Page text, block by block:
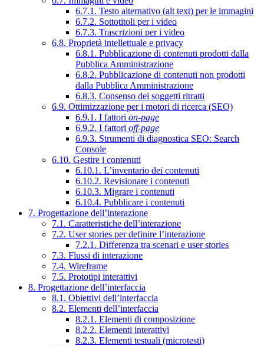
6.7.1. Testo alternativo (alt text) per le immagini
6.7.2. Sottotitoli per i video
6.7.3. Trascrizioni per i video
6.8. Proprietà intellettuale e privacy
6.8.1. Pubblicazione di contenuti prodotti dalla
Pubblica Amministrazione
6.8.2. Pubblicazione di contenuti non prodotti
dalla Pubblica Amministrazione
6.8.3. Consenso dei soggetti ritratti
6.9. Ottimizzazione per i motori di ricerca (SEO)
6.9.1. I fattori on-page
6.9.2. I fattori off-page
6.9.3. Strumenti di diagnostica SEO: Search
Console
6.10. Gestire i contenuti
6.10.1. L’inventario dei contenuti
6.10.2. Revisionare i contenuti
6.10.3. Migrare i contenuti
6.10.4. Pubblicare i contenuti
7. Progettazione dell’interazione
7.1. Caratteristiche dell’interazione
7.2. User stories per definire l’interazione
7.2.1. Differenza tra scenari e user stories
7.3. Flussi di interazione
7.4. Wireframe
7.5. Prototipi interattivi
8. Progettazione dell’interfaccia
8.1. Obiettivi dell’interfaccia
8.2. Elementi dell’interfaccia
8.2.1. Elementi di composizione
8.2.2. Elementi interattivi
8.2.3. Elementi testuali (microtesti)